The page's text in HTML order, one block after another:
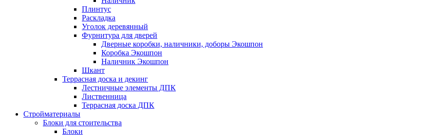
Плинтус
Раскладка
Уголок деревянный
Фурнитура для дверей
Дверные коробки, наличники, доборы Экошпон
Коробка Экошпон
Наличник Экошпон
Шкант
Террасная доска и декинг
Лестничные элементы ДПК
Лиственница
Террасная доска ДПК
Стройматериалы
Блоки для стоительства
Блоки